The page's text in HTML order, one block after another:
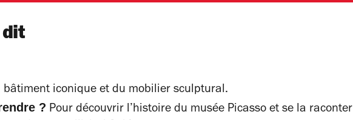
dit
bâtiment iconique et du mobilier sculptural.
? Pour découvrir l’histoire du musée Picasso et se la raconter